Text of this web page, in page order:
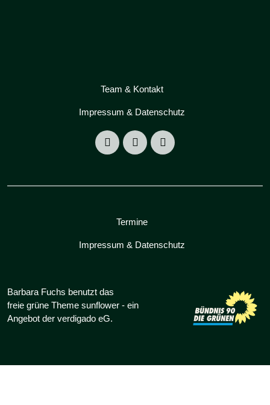
Team & Kontakt
Impressum & Datenschutz
Termine
Impressum & Datenschutz
Barbara Fuchs benutzt das
freie grüne Theme sunflower ‐ ein
Angebot der verdigado eG.